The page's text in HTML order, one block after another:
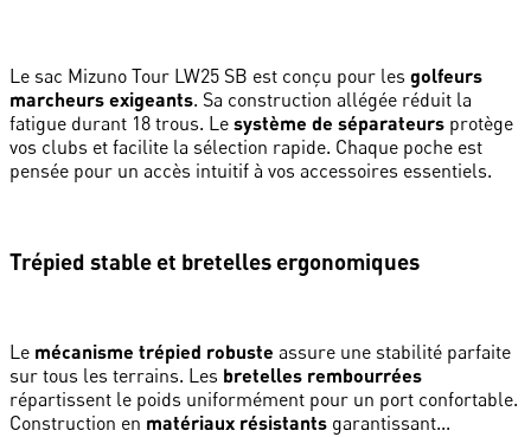
Le sac Mizuno Tour LW25 SB est conçu pour les golfeurs
marcheurs exigeants. Sa construction allégée réduit la
fatigue durant 18 trous. Le système de séparateurs protège
vos clubs et facilite la sélection rapide. Chaque poche est
pensée pour un accès intuitif à vos accessoires essentiels.
Trépied stable et bretelles ergonomiques
Le mécanisme trépied robuste assure une stabilité parfaite
sur tous les terrains. Les bretelles rembourrées
répartissent le poids uniformément pour un port confortable.
Construction en matériaux résistants garantissant...